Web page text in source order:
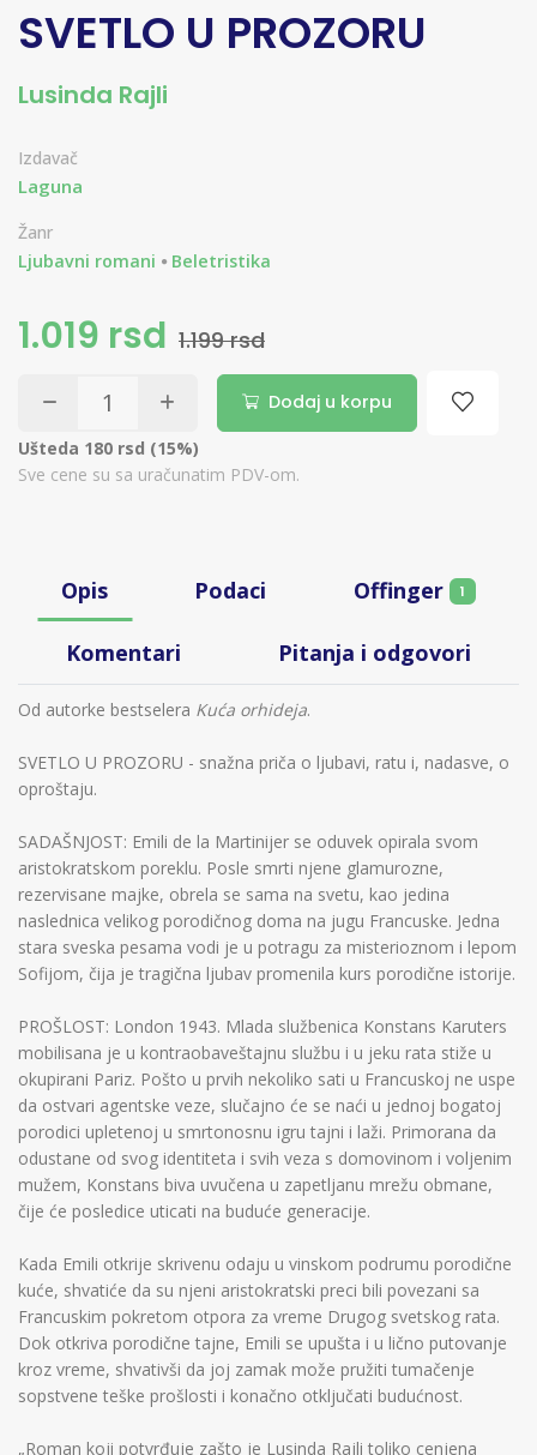
SVETLO U PROZORU
Lusinda Rajli
Izdavač
Laguna
Žanr
Ljubavni romani
Beletristika
1.019 rsd 1.199 rsd
Dodaj u korpu
Ušteda 180 rsd (15%)
Sve cene su sa uračunatim PDV-om.
Opis Podaci Offinger 1
Komentari Pitanja i odgovori
Od autorke bestselera Kuća orhideja.
SVETLO U PROZORU - snažna priča o ljubavi, ratu i, nadasve, o
oproštaju.
SADAŠNJOST: Emili de la Martinijer se oduvek opirala svom
aristokratskom poreklu. Posle smrti njene glamurozne,
rezervisane majke, obrela se sama na svetu, kao jedina
naslednica velikog porodičnog doma na jugu Francuske. Jedna
stara sveska pesama vodi je u potragu za misterioznom i lepom
Sofijom, čija je tragična ljubav promenila kurs porodične istorije.
PROŠLOST: London 1943. Mlada službenica Konstans Karuters
mobilisana je u kontraobaveštajnu službu i u jeku rata stiže u
okupirani Pariz. Pošto u prvih nekoliko sati u Francuskoj ne uspe
da ostvari agentske veze, slučajno će se naći u jednoj bogatoj
porodici upletenoj u smrtonosnu igru tajni i laži. Primorana da
odustane od svog identiteta i svih veza s domovinom i voljenim
mužem, Konstans biva uvučena u zapetljanu mrežu obmane,
čije će posledice uticati na buduće generacije.
Kada Emili otkrije skrivenu odaju u vinskom podrumu porodične
kuće, shvatiće da su njeni aristokratski preci bili povezani sa
Francuskim pokretom otpora za vreme Drugog svetskog rata.
Dok otkriva porodične tajne, Emili se upušta i u lično putovanje
kroz vreme, shvativši da joj zamak može pružiti tumačenje
sopstvene teške prošlosti i konačno otključati budućnost.
„Roman koji potvrđuje zašto je Lusinda Rajli toliko cenjena